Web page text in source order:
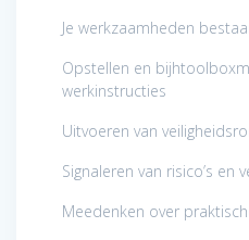
Je werkzaamheden
Opstellen en
werkinstructies
Uitvoeren van
Signaleren van risico’s en
Meedenken over